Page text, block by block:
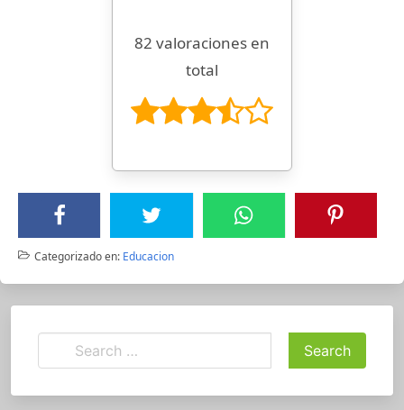
82 valoraciones en
total
Categorizado en: Educacion